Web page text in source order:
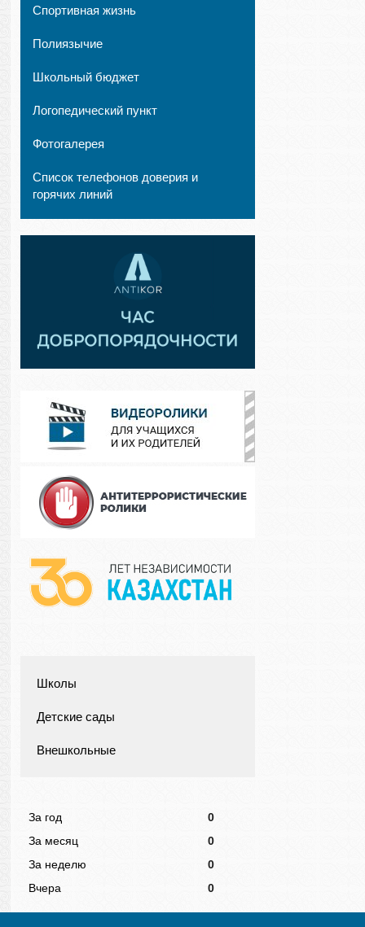
Спортивная жизнь
Полиязычие
Школьный бюджет
Логопедический пункт
Фотогалерея
Список телефонов доверия и
горячих линий
Школы
Детские сады
Внешкольные
За год
0
За месяц
0
За неделю
0
Вчера
0